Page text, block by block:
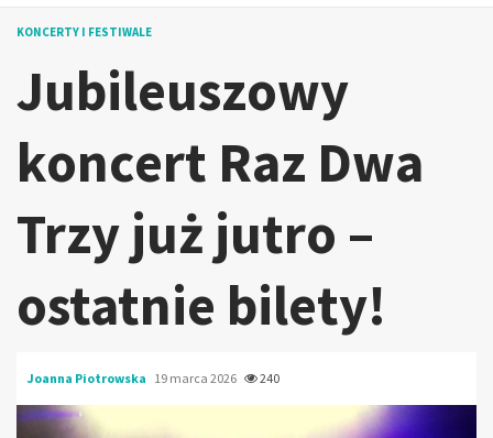
KONCERTY I FESTIWALE
Jubileuszowy
koncert Raz Dwa
Trzy już jutro –
ostatnie bilety!
Joanna Piotrowska 19 marca 2026 240